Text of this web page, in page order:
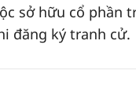
sở hữu cổ phần
đăng ký tranh cử.